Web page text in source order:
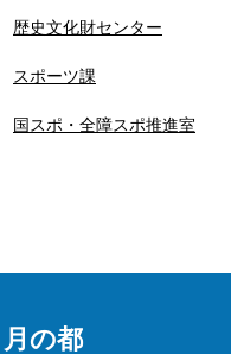
歴史文化財センター
スポーツ課
国スポ・全障スポ推進室
の都